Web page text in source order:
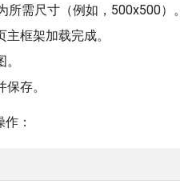
所需尺寸（例如，500x500）。
框架加载完成。
存。
：